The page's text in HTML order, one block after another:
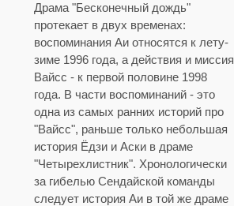
Драма "Бесконечный дождь"
протекает в двух временах:
воспоминания Аи относятся к лету-
зиме 1996 года, а действия и миссия
Вайсс - к первой половине 1998
года. В части воспоминаний - это
одна из самых ранних историй про
"Вайсс", раньше только небольшая
история Ёдзи и Аски в драме
"Четырехлистник". Хронологически
за гибелью Сендайской команды
следует история Аи в той же драме